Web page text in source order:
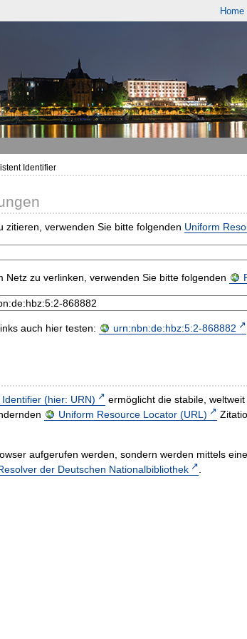
Home
Identifier
zitieren, verwenden Sie bitte folgenden Uniform
Netz zu verlinken, verwenden Sie bitte folgenden
auch hier testen: urn:nbn:de:hbz:5:2-868882
(hier: URN)
ermöglicht die stabile,
Uniform Resource Locator (URL)
aufgerufen werden, sondern werden mittels
der Deutschen Nationalbibliothek .